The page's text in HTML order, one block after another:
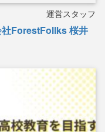
運営スタッフ
社ForestFollks 桜井